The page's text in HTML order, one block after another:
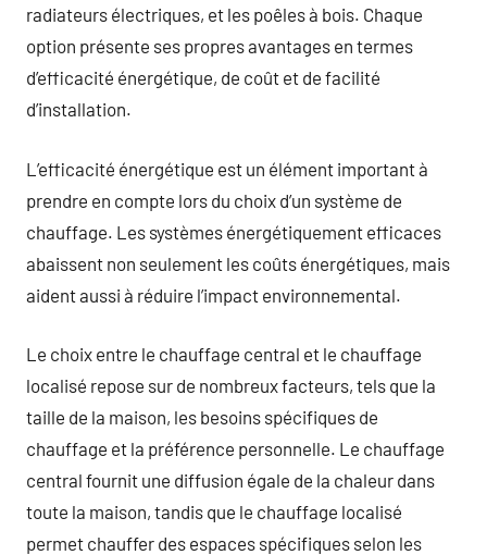
radiateurs électriques, et les poêles à bois. Chaque
option présente ses propres avantages en termes
d’efficacité énergétique, de coût et de facilité
d’installation.
L’efficacité énergétique est un élément important à
prendre en compte lors du choix d’un système de
chauffage. Les systèmes énergétiquement efficaces
abaissent non seulement les coûts énergétiques, mais
aident aussi à réduire l’impact environnemental.
Le choix entre le chauffage central et le chauffage
localisé repose sur de nombreux facteurs, tels que la
taille de la maison, les besoins spécifiques de
chauffage et la préférence personnelle. Le chauffage
central fournit une diffusion égale de la chaleur dans
toute la maison, tandis que le chauffage localisé
permet chauffer des espaces spécifiques selon les